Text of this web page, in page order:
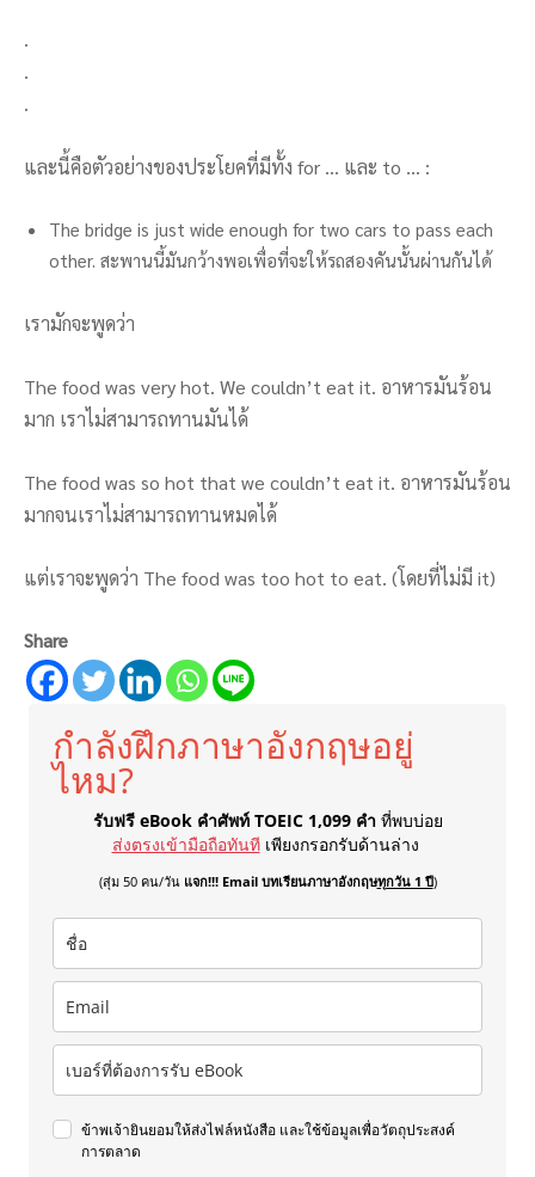
.
.
.
และนี้คือตัวอย่างของประโยคที่มีทั้ง for … และ to … :
The bridge is just wide enough for two cars to pass each
other. สะพานนี้มันกว้างพอเพื่อที่จะให้รถสองคันนั้นผ่านกันได้
เรามักจะพูดว่า
The food was very hot. We couldn’t eat it. อาหารมันร้อน
มาก เราไม่สามารถทานมันได้
The food was so hot that we couldn’t eat it. อาหารมันร้อน
มากจนเราไม่สามารถทานหมดได้
แต่เราจะพูดว่า The food was too hot to eat. (โดยที่ไม่มี it)
Share
กำลังฝึกภาษาอังกฤษอยู่
ไหม?
รับฟรี eBook คำศัพท์ TOEIC 1,099 คำ ที่พบบ่อย
ส่งตรงเข้ามือถือทันที เพียงกรอกรับด้านล่าง
(สุ่ม 50 คน/วัน แจก!!! Email บทเรียนภาษาอังกฤษทุกวัน 1 ปี)
ข้าพเจ้ายินยอมให้ส่งไฟล์หนังสือ และใช้ข้อมูลเพื่อวัตถุประสงค์
การตลาด